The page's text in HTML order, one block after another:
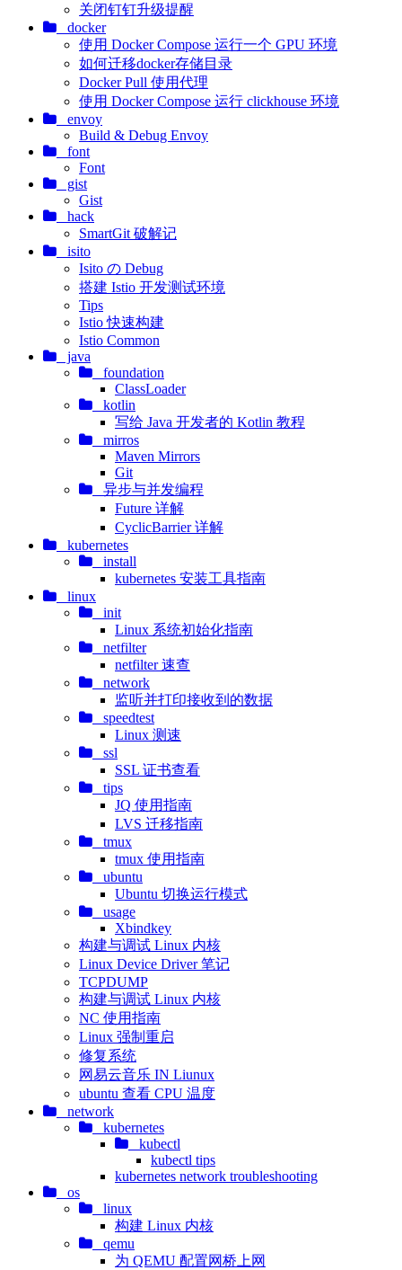
关闭钉钉升级提醒
docker
使用 Docker Compose 运行一个 GPU 环境
如何迁移docker存储目录
Docker Pull 使用代理
使用 Docker Compose 运行 clickhouse 环境
envoy
Build & Debug Envoy
font
Font
gist
Gist
hack
SmartGit 破解记
isito
Isito の Debug
搭建 Istio 开发测试环境
Tips
Istio 快速构建
Istio Common
java
foundation
ClassLoader
kotlin
写给 Java 开发者的 Kotlin 教程
mirros
Maven Mirrors
Git
异步与并发编程
Future 详解
CyclicBarrier 详解
kubernetes
install
kubernetes 安装工具指南
linux
init
Linux 系统初始化指南
netfilter
netfilter 速查
network
监听并打印接收到的数据
speedtest
Linux 测速
ssl
SSL 证书查看
tips
JQ 使用指南
LVS 迁移指南
tmux
tmux 使用指南
ubuntu
Ubuntu 切换运行模式
usage
Xbindkey
构建与调试 Linux 内核
Linux Device Driver 笔记
TCPDUMP
构建与调试 Linux 内核
NC 使用指南
Linux 强制重启
修复系统
网易云音乐 IN Liunux
ubuntu 查看 CPU 温度
network
kubernetes
kubectl
kubectl tips
kubernetes network troubleshooting
os
linux
构建 Linux 内核
qemu
为 QEMU 配置网桥上网